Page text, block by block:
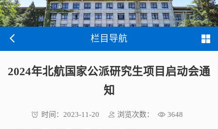
栏目导航
2024年北航国家公派研究生项目启动会通
知
时间： 2023-11-20 浏览次数： 3648